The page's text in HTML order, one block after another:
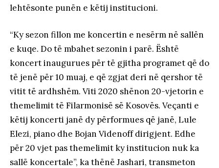
lehtësonte punën e këtij institucioni.
“Ky sezon fillon me koncertin e nesërm në sallën
e kuqe. Do të mbahet sezonin i parë. Është
koncert inaugurues për të gjitha programet që do
të jenë për 10 muaj, e që zgjat deri në qershor të
vitit të ardhshëm. Viti 2020 shënon 20-vjetorin e
themelimit të Filarmonisë së Kosovës. Veçanti e
këtij koncerti janë dy përformues që janë, Lule
Elezi, piano dhe Bojan Videnoff dirigjent. Edhe
për 20 vjet pas themelimit ky institucion nuk ka
sallë koncertale”, ka thënë Jashari, transmeton